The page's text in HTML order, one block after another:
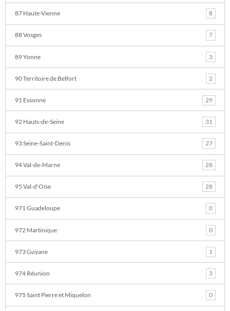
87 Haute-Vienne 8
88 Vosges 7
89 Yonne 3
90 Territoire de Belfort 2
91 Essonne 29
92 Hauts-de-Seine 31
93 Seine-Saint-Denis 27
94 Val-de-Marne 28
95 Val-d'Oise 28
971 Guadeloupe 0
972 Martinique 0
973 Guyane 1
974 Réunion 3
975 Saint Pierre et Miquelon 0